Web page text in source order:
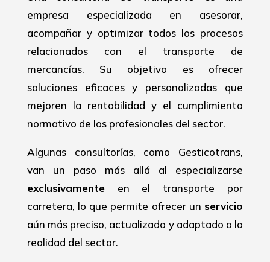
empresa especializada en asesorar,
acompañar y optimizar todos los procesos
relacionados con el transporte de
mercancías. Su objetivo es ofrecer
soluciones eficaces y personalizadas que
mejoren la rentabilidad y el cumplimiento
normativo de los profesionales del sector.
Algunas consultorías, como Gesticotrans,
van un paso más allá al especializarse
exclusivamenteen el transporte por
carretera, lo que permite ofrecer unservicio
aún más preciso, actualizado y adaptado a la
realidad del sector.